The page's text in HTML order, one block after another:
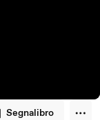
Segnalibro